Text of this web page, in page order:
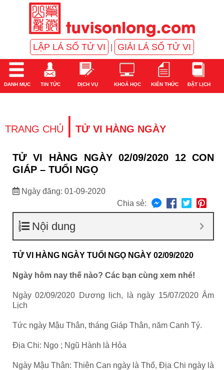
LẬP LÁ SỐ TỬ VI GIẢI LÁ SỐ TỬ VI
DANH MỤC TIN TỨC DỊCH VỤ KHOÁ HỌC KIẾN THỨC ĐẶT LỊCH
TRANG CHỦ | TỬ VI HÀNG NGÀY
TỬ VI HÀNG NGÀY 02/09/2020 12 CON
GIÁP – TUỔI NGỌ
Ngày đăng: 01-09-2020
Chia sẻ:
Nội dung
TỬ VI HÀNG NGÀY TUỔI NGỌ NGÀY 02/09/2020
Ngày hôm nay thế nào? Các bạn cùng xem nhé!
Ngày 02/09/2020 Dương lịch, là ngày 15/07/2020 Âm
Lịch
Tức ngày Mậu Thân, tháng Giáp Thân, năm Canh Tý.
Địa Chi: Ngọ ; Ngũ Hành là Hỏa
Ngày Mậu Thân: Thiên Can ngày là Thổ, Địa Chi ngày là